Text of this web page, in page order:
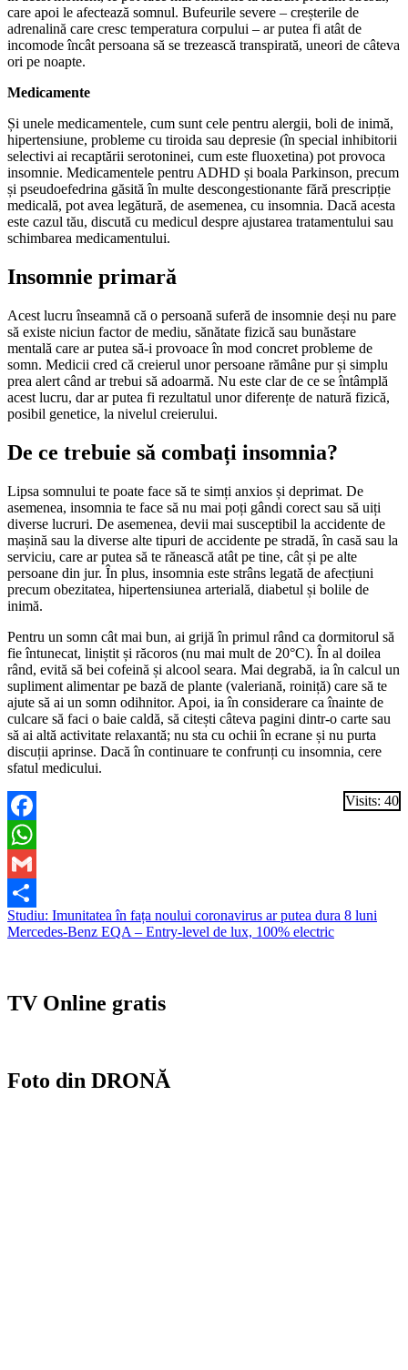
care apoi le afectează somnul. Bufeurile severe – creșterile de
adrenalină care cresc temperatura corpului – ar putea fi atât de
incomode încât persoana să se trezească transpirată, uneori de câteva
ori pe noapte.
Medicamente
Și unele medicamentele, cum sunt cele pentru alergii, boli de inimă,
hipertensiune, probleme cu tiroida sau depresie (în special inhibitorii
selectivi ai recaptării serotoninei, cum este fluoxetina) pot provoca
insomnie. Medicamentele pentru ADHD și boala Parkinson, precum
și pseudoefedrina găsită în multe descongestionante fără prescripție
medicală, pot avea legătură, de asemenea, cu insomnia. Dacă acesta
este cazul tău, discută cu medicul despre ajustarea tratamentului sau
schimbarea medicamentului.
Insomnie primară
Acest lucru înseamnă că o persoană suferă de insomnie deși nu pare
să existe niciun factor de mediu, sănătate fizică sau bunăstare
mentală care ar putea să-i provoace în mod concret probleme de
somn. Medicii cred că creierul unor persoane rămâne pur și simplu
prea alert când ar trebui să adoarmă. Nu este clar de ce se întâmplă
acest lucru, dar ar putea fi rezultatul unor diferențe de natură fizică,
posibil genetice, la nivelul creierului.
De ce trebuie să combați insomnia?
Lipsa somnului te poate face să te simți anxios și deprimat. De
asemenea, insomnia te face să nu mai poți gândi corect sau să uiți
diverse lucruri. De asemenea, devii mai susceptibil la accidente de
mașină sau la diverse alte tipuri de accidente pe stradă, în casă sau la
serviciu, care ar putea să te rănească atât pe tine, cât și pe alte
persoane din jur. În plus, insomnia este strâns legată de afecțiuni
precum obezitatea, hipertensiunea arterială, diabetul și bolile de
inimă.
Pentru un somn cât mai bun, ai grijă în primul rând ca dormitorul să
fie întunecat, liniștit și răcoros (nu mai mult de 20°C). În al doilea
rând, evită să bei cofeină și alcool seara. Mai degrabă, ia în calcul un
supliment alimentar pe bază de plante (valeriană, roiniță) care să te
ajute să ai un somn odihnitor. Apoi, ia în considerare ca înainte de
culcare să faci o baie caldă, să citești câteva pagini dintr-o carte sau
să ai altă activitate relaxantă; nu sta cu ochii în ecrane și nu purta
discuții aprinse. Dacă în continuare te confrunți cu insomnia, cere
sfatul medicului.
Visits: 40
Facebook
WhatsApp
Gmail
Partajează
Navigare
în
Studiu: Imunitatea în fața noului coronavirus ar putea dura 8 luni
Mercedes-Benz EQA – Entry-level de lux, 100% electric
TV Online gratis
Foto din DRONĂ